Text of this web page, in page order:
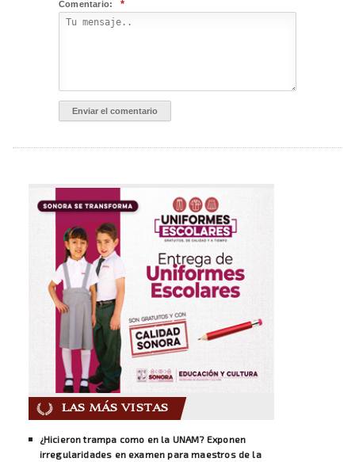
Comentario: *
LAS MÁS VISTAS
¿Hicieron trampa como en la UNAM? Exponen
irregularidades en examen para maestros de la